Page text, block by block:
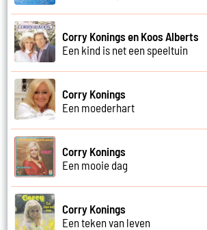
Corry Konings en Koos Alberts
Een kind is net een speeltuin
Corry Konings
Een moederhart
Corry Konings
Een mooie dag
Corry Konings
Een teken van leven